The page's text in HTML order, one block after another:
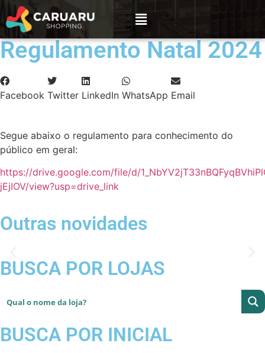
Regulamento Natal 2024
Facebook Twitter LinkedIn WhatsApp Email
Segue abaixo o regulamento para conhecimento do
público em geral:
https://drive.google.com/file/d/
jEjIOV/view?usp=drive_link
Outras novidades
BUSCA POR LOJAS
BUSCA POR INICIAL